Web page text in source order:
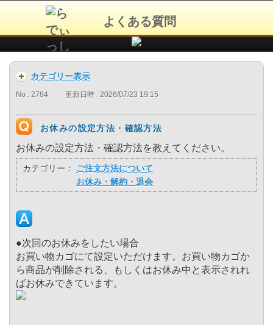
よくある質問
カテゴリー表示
No : 2784 更新日時 : 2026/07/23 19:15
お休みの設定方法・確認方法
お休みの設定方法・確認方法を教えてください。
カテゴリー：
ご注文方法について
お休み・解約・退会
●次回のお休みをしたい場合
お買い物カゴにて設定いただけます。お買い物カゴか
ら商品が削除される、もしくはお休み中と表示されれ
ばお休みできています。